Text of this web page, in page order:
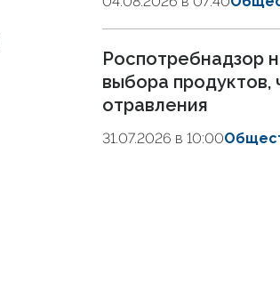
Роспотребнадзор
выбора продуктов,
отравления
31.07.2026 в 10:00